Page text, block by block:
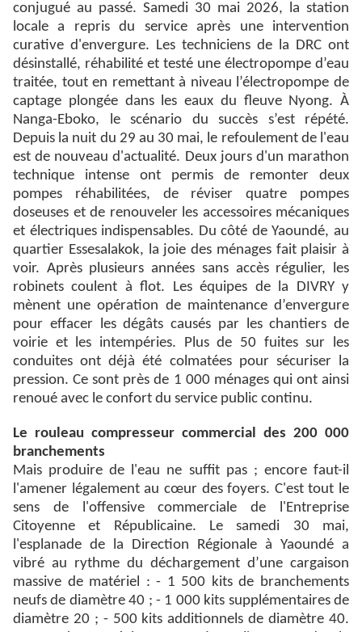
conjugué au passé. Samedi 30 mai 2026, la station
locale a repris du service après une intervention
curative d'envergure. Les techniciens de la DRC ont
désinstallé, réhabilité et testé une électropompe d’eau
traitée, tout en remettant à niveau l’électropompe de
captage plongée dans les eaux du fleuve Nyong. À
Nanga-Eboko, le scénario du succès s’est répété.
Depuis la nuit du 29 au 30 mai, le refoulement de l'eau
est de nouveau d'actualité. Deux jours d'un marathon
technique intense ont permis de remonter deux
pompes réhabilitées, de réviser quatre pompes
doseuses et de renouveler les accessoires mécaniques
et électriques indispensables. Du côté de Yaoundé, au
quartier Essesalakok, la joie des ménages fait plaisir à
voir. Après plusieurs années sans accès régulier, les
robinets coulent à flot. Les équipes de la DIVRY y
mènent une opération de maintenance d’envergure
pour effacer les dégâts causés par les chantiers de
voirie et les intempéries. Plus de 50 fuites sur les
conduites ont déjà été colmatées pour sécuriser la
pression. Ce sont près de 1 000 ménages qui ont ainsi
renoué avec le confort du service public continu.
Le rouleau compresseur commercial des 200 000
branchements
Mais produire de l'eau ne suffit pas ; encore faut-il
l'amener légalement au cœur des foyers. C'est tout le
sens de l'offensive commerciale de l'Entreprise
Citoyenne et Républicaine. Le samedi 30 mai,
l'esplanade de la Direction Régionale à Yaoundé a
vibré au rythme du déchargement d’une cargaison
massive de matériel : - 1 500 kits de branchements
neufs de diamètre 40 ; - 1 000 kits supplémentaires de
diamètre 20 ; - 500 kits additionnels de diamètre 40.